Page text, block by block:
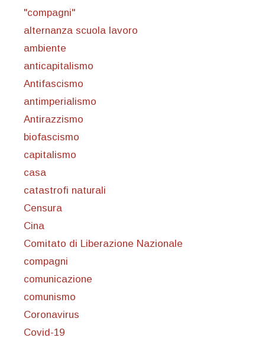
"compagni"
alternanza scuola lavoro
ambiente
anticapitalismo
Antifascismo
antimperialismo
Antirazzismo
biofascismo
capitalismo
casa
catastrofi naturali
Censura
Cina
Comitato di Liberazione Nazionale
compagni
comunicazione
comunismo
Coronavirus
Covid-19